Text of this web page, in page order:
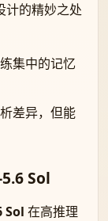
计的精妙之处
集中的记忆
差异，但能
Sol
Sol 在高推理